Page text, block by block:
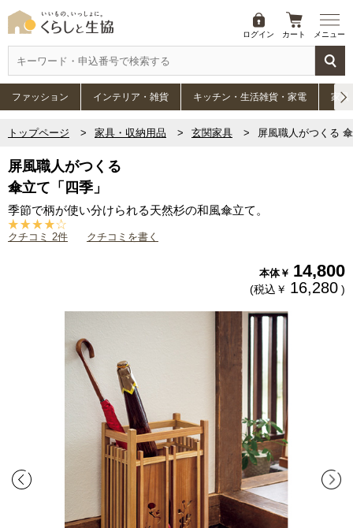
ログイン カート メニュー
ファッション インテリア・雑貨 キッチン・生活雑貨・家電 家具
トップページ 家具・収納用品 玄関家具 屏風職人がつくる
屏風職人がつくる
傘立て「四季」
季節で柄が使い分けられる天然杉の和風傘立て。
クチコミ 2件 クチコミを書く
本体￥ 14,800
(税込￥ 16,280 )